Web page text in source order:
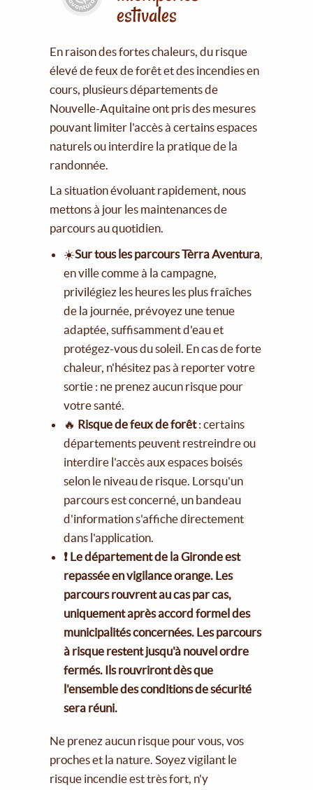
estivales
En raison des fortes chaleurs, du risque
élevé de feux de forêt et des incendies en
cours, plusieurs départements de
Nouvelle-Aquitaine ont pris des mesures
pouvant limiter l'accès à certains espaces
naturels ou interdire la pratique de la
randonnée.
La situation évoluant rapidement, nous
mettons à jour les maintenances de
parcours au quotidien.
☀️Sur tous les parcours Tèrra Aventura,
en ville comme à la campagne,
privilégiez les heures les plus fraîches
de la journée, prévoyez une tenue
adaptée, suffisamment d'eau et
protégez-vous du soleil. En cas de forte
chaleur, n'hésitez pas à reporter votre
sortie : ne prenez aucun risque pour
votre santé.
🔥 Risque de feux de forêt: certains
départements peuvent restreindre ou
interdire l'accès aux espaces boisés
selon le niveau de risque. Lorsqu'un
parcours est concerné, un bandeau
d'information s'affiche directement
dans l'application.
❗ Le département de la Gironde est
repassée en vigilance orange. Les
parcours rouvrent au cas par cas,
uniquement après accord formel des
municipalités concernées. Les parcours
à risque restent jusqu'à nouvel ordre
fermés. Ils rouvriront dès que
l'ensemble des conditions de sécurité
sera réuni.
Ne prenez aucun risque pour vous, vos
proches et la nature. Soyez vigilant le
risque incendie est très fort, n'y